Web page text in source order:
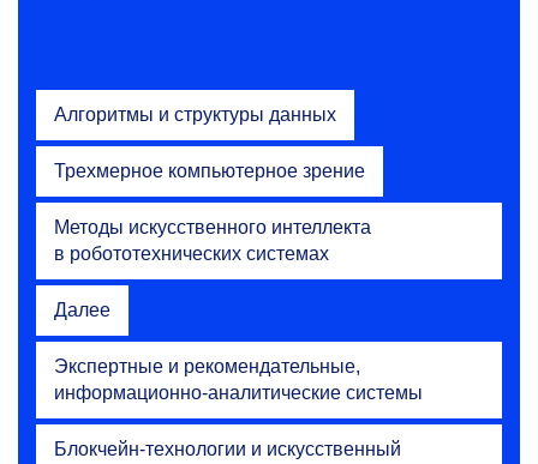
Алгоритмы и структуры данных
Трехмерное компьютерное зрение
Методы искусственного интеллекта
в робототехнических системах
Далее
Экспертные и рекомендательные,
информационно-аналитические системы
Блокчейн-технологии и искусственный